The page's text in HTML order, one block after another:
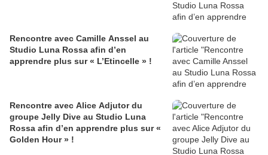
Rencontre avec Camille Anssel au
Studio Luna Rossa afin d’en
apprendre plus sur « L’Etincelle » !
Rencontre avec Alice Adjutor du
groupe Jelly Dive au Studio Luna
Rossa afin d’en apprendre plus sur «
Golden Hour » !